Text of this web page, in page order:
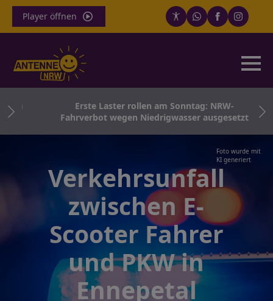
Player öffnen
Erste Laster rollen am Sonntag: NRW-
Fahrverbot wegen Niedrigwasser ausgesetzt
Foto wurde mit
KI generiert
Verkehrsunfall
zwischen E-
Scooter Fahrer
und PKW in
Ennepetal